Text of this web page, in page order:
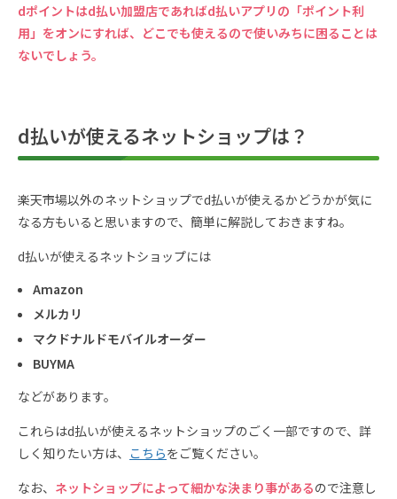
dポイントはd払い加盟店であればd払いアプリの「ポイント利
用」をオンにすれば、どこでも使えるので使いみちに困ることは
ないでしょう。
d払いが使えるネットショップは？
楽天市場以外のネットショップでd払いが使えるかどうかが気に
なる方もいると思いますので、簡単に解説しておきますね。
d払いが使えるネットショップには
Amazon
メルカリ
マクドナルドモバイルオーダー
BUYMA
などがあります。
これらはd払いが使えるネットショップのごく一部ですので、詳
しく知りたい方は、 こちらをご覧ください。
なお、 ネットショップによって細かな決まり事があるので注意し